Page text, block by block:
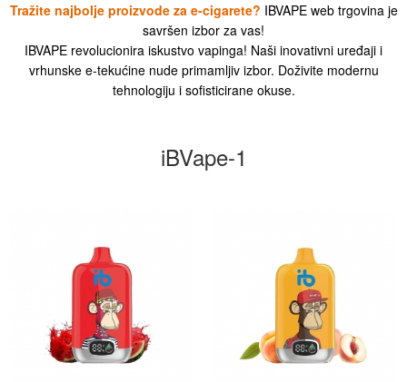
Tražite najbolje proizvode za e-cigarete? IBVAPE web trgovina je
savršen izbor za vas!
IBVAPE revolucionira iskustvo vapinga! Naši inovativni uređaji i
vrhunske e-tekućine nude primamljiv izbor. Doživite modernu
tehnologiju i sofisticirane okuse.
iBVape-1